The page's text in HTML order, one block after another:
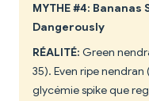
MYTHE #4: Bananas
Dangerously
RÉALITÉ: Green
35). Even ripe
glycémie spike que